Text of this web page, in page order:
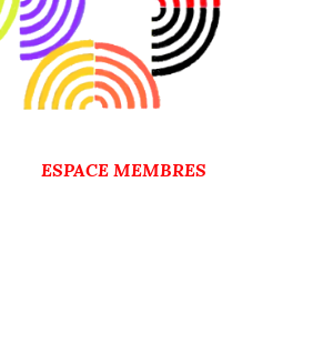
ESPACE MEMBRES